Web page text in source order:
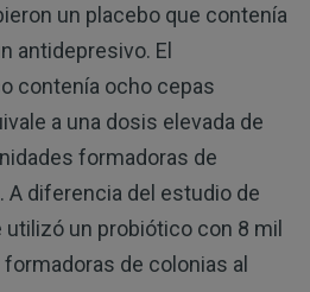
un placebo que contenía
antidepresivo. El
contenía ocho cepas
a una dosis elevada de
formadoras de
A diferencia del estudio de
utilizó un probiótico con 8 mil
de colonias al